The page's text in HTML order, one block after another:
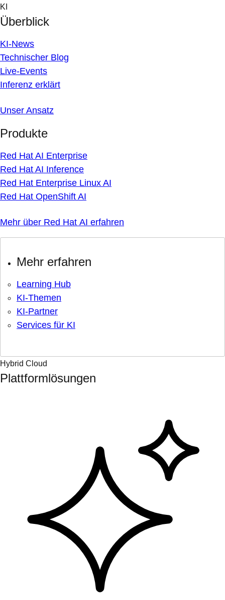
Skip
to
content
KI
Überblick
KI-News
Technischer Blog
Live-Events
Inferenz erklärt
Unser Ansatz
Produkte
Red Hat AI Enterprise
Red Hat AI Inference
Red Hat Enterprise Linux AI
Red Hat OpenShift AI
Mehr über Red Hat AI erfahren
Mehr erfahren
Learning Hub
KI-Themen
KI-Partner
Services für KI
Hybrid Cloud
Plattformlösungen